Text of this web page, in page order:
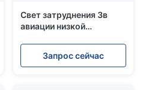
Свет затруднения 3в
авиации низкой
Л-810 солнечный для
башниЗапрос сейчас